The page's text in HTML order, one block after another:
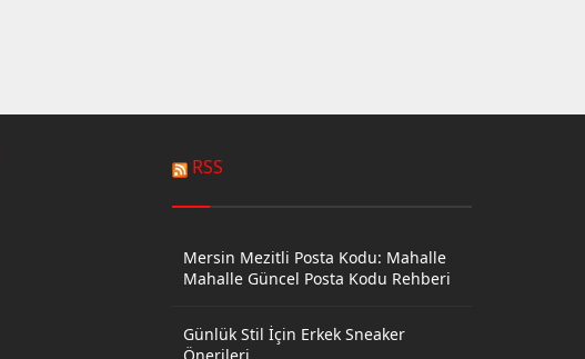
RSS
Mersin Mezitli Posta Kodu: Mahalle
Mahalle Güncel Posta Kodu Rehberi
Günlük Stil İçin Erkek Sneaker